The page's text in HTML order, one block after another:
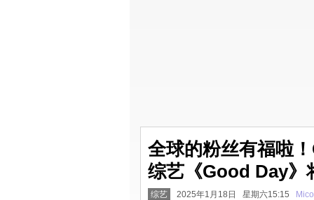
全球的粉丝有福啦
综艺《Good Day》
综艺 2025年1月18日 星期六15:15 Mico